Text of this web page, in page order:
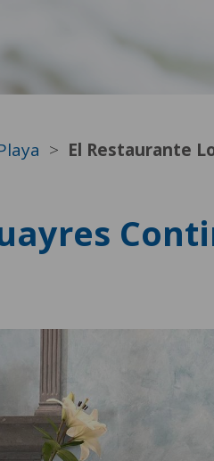
El Restaurante